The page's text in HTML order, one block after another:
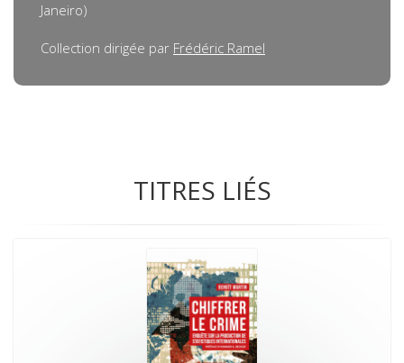
Janeiro)
Collection dirigée par Frédéric Ramel
TITRES LIÉS